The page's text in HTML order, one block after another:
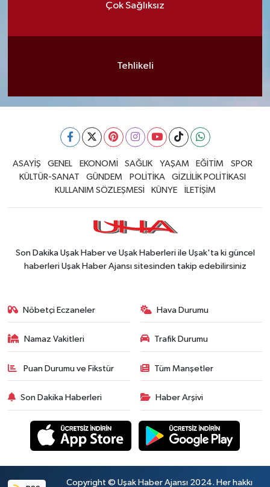
Çok Sağlıksız
Tehlikeli
ASAYİŞ GENEL EKONOMİ SAĞLIK YAŞAM EĞİTİM
SPOR
KÜLTÜR-SANAT
GÜNDEM POLİTİKA
GİZLİLİK POLİTİKASI
KULLANIM SÖZLEŞMESİ
KÜNYE İLETİŞİM
Son Dakika Uşak Haber ve Uşak Haberleri ile Uşak'ta ki güncel
haberleri Uşak Haber Ajansı sitesinden takip edebilirsiniz
Nöbetçi Eczaneler Hava Durumu
Namaz Vakitleri Trafik Durumu
Puan Durumu ve Fikstür Tüm Manşetler
Son Dakika Haberleri Haber Arşivi
Copyright © Uşak Haber Ajansı 2024. Her hakkı